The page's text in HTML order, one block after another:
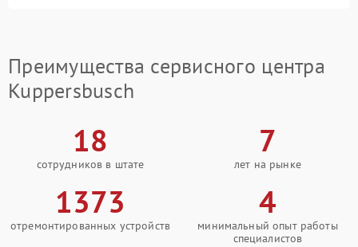
Преимущества сервисного центра
Kuppersbusch
18
сотрудников в штате
7
лет на рынке
1373
отремонтированных устройств
4
минимальный опыт работы
специалистов